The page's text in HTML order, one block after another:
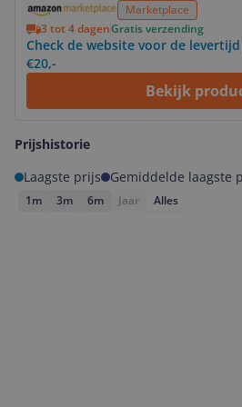
Marketplace
3 tot 4 dagenGratis verzending
Check de website voor de
€20,-
Bekijk
Prijshistorie
Laagste prijs
Gemiddelde laagste
1m 3m 6m Jaar Alles